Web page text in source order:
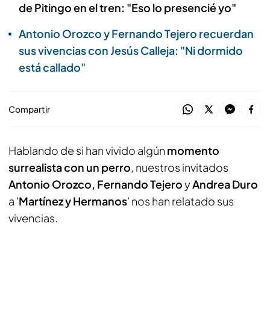
de Pitingo en el tren: "Eso lo presencié yo"
Antonio Orozco y Fernando Tejero recuerdan
sus vivencias con Jesús Calleja: "Ni dormido
está callado"
Compartir
Hablando de si han vivido algún momento
surrealista con un perro, nuestros invitados
Antonio Orozco, Fernando TejeroyAndrea Duro
a 'Martínez y Hermanos' nos han relatado sus
vivencias.